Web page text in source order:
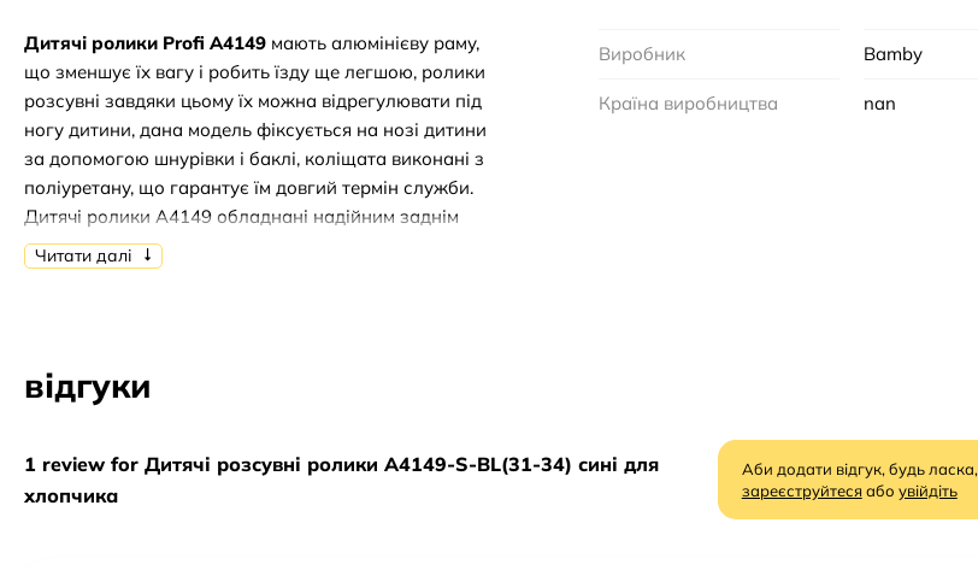
Дитячі ролики Profi A4149 мають алюмінієву раму,
що зменшує їх вагу і робить їзду ще легшою, ролики
розсувні завдяки цьому їх можна відрегулювати під
ногу дитини, дана модель фіксується на нозі дитини
за допомогою шнурівки і баклі, коліщата виконані з
поліуретану, що гарантує їм довгий термін служби.
Дитячі ролики A4149 обладнані надійним заднім
гальмом з його допомогою дитина зможе швидко
зробити зупинку.
покращити координацію, а також просто весело та
цікаво провести час, дана модель поєднує у собі
невелику вартість.
Читати далі
Виробник Bamby
Країна виробництва nan
відгуки
1 review for Дитячі розсувні ролики A4149-S-BL(31-34) сині для
хлопчика
Аби додати відгук, будь ласка,
зареєструйтесяабо увійдіть